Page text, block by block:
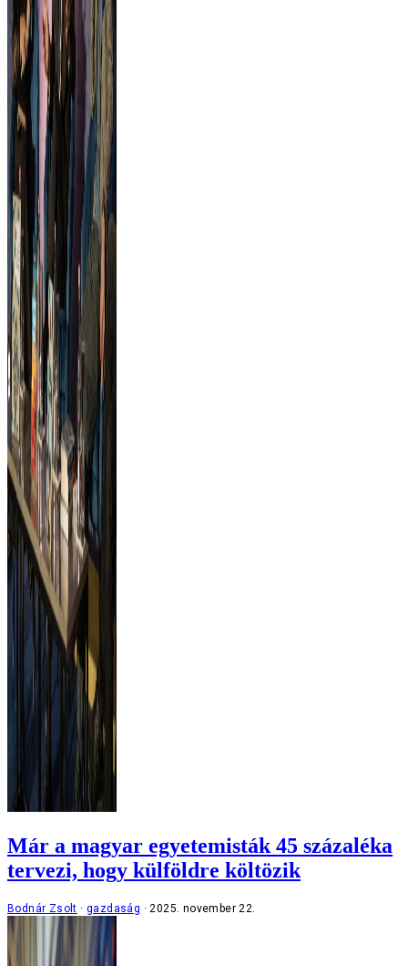
Már a magyar egyetemisták 45 százaléka
tervezi, hogy külföldre költözik
Bodnár Zsolt gazdaság 2025. november 22.